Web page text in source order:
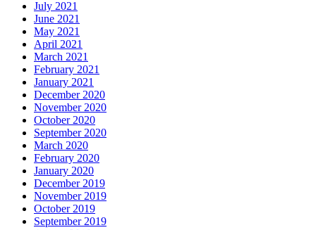
July 2021
June 2021
May 2021
April 2021
March 2021
February 2021
January 2021
December 2020
November 2020
October 2020
September 2020
March 2020
February 2020
January 2020
December 2019
November 2019
October 2019
September 2019